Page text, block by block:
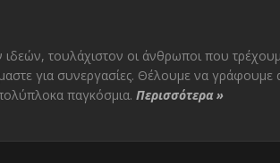
τουλάχιστον οι άνθρωποι που
για συνεργασίες. Θέλουμε να γράφουμε
παγκόσμια. Περισσότερα»